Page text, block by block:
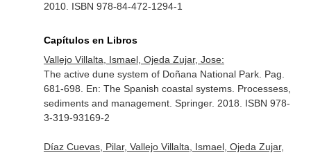
2010. ISBN 978-84-472-1294-1
Capítulos en Libros
Vallejo Villalta, Ismael, Ojeda Zujar, Jose:
The active dune system of Doñana National Park. Pag.
681-698. En: The Spanish coastal systems. Processess,
sediments and management. Springer. 2018. ISBN 978-
3-319-93169-2
Díaz Cuevas, Pilar, Vallejo Villalta, Ismael, Ojeda Zujar,